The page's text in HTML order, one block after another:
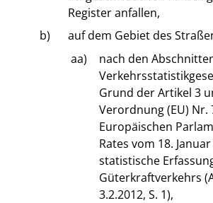
Register anfallen,
b)
auf dem Gebiet des
aa)
nach den
Grund der Artikel 3
Verordnung (EU) Nr.
Europäischen
Rates vom 18.
statistische
Güterkraftverkehrs
3.2.2012, S. 1),